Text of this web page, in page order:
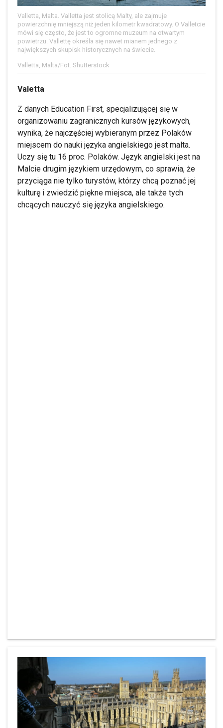
Valletta, Malta. Valletta jest stolicą Malty, ale zajmuje
powierzchnię mniejszą niż jeden kilometr kwadratowy. O Valletcie
mówi się często, że jest to ogromne muzeum na otwartym
powietrzu. Vallettę określa się nawet mianem jednego z
największych skupisk historycznych na świecie.
Valletta, Malta/Fot. Shutterstock
Valetta
Z danych Education First, specjalizującej się w
organizowaniu zagranicznych kursów językowych,
wynika, że najczęściej wybieranym przez Polaków
miejscem do nauki języka angielskiego jest malta.
Uczy się tu 16 proc. Polaków. Język angielski jest na
Malcie drugim językiem urzędowym, co sprawia, że
przyciąga nie tylko turystów, którzy chcą poznać jej
kulturę i zwiedzić piękne miejsca, ale także tych
chcących nauczyć się języka angielskiego.